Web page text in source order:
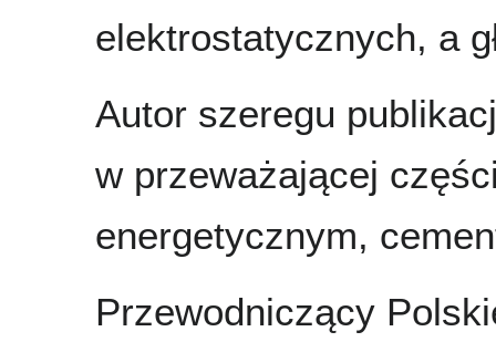
elektrostatycznych, a
Autor szeregu
w przeważającej
energetycznym,
Przewodniczący